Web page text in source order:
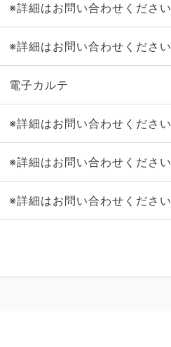
※詳細はお問い合わせください
※詳細はお問い合わせください
電子カルテ
※詳細はお問い合わせください
※詳細はお問い合わせください
※詳細はお問い合わせください